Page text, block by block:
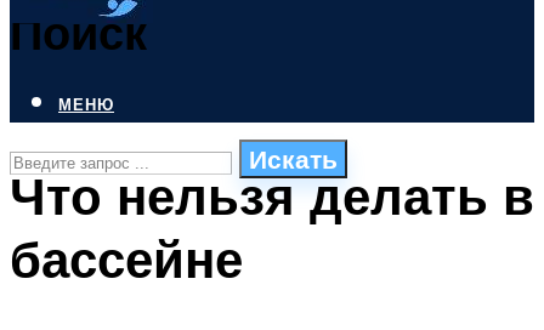
Поиск
Искать
ПЛАВАНЬЕ ДЛЯ ДЕТЕЙ
МЕНЮ
Что нельзя делать в
бассейне